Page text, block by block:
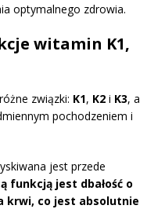
optymalnego zdrowia.
witamin K1,
związki: K1, K2 i K3, a
pochodzeniem i
jest przede
funkcją jest dbałość o
krwi, co jest absolutnie